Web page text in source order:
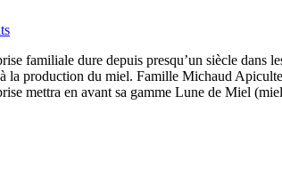
familiale dure depuis presqu’un siècle dans
la production du miel. Famille Michaud
mettra en avant sa gamme Lune de Miel